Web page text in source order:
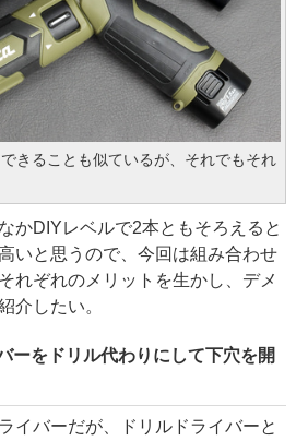
きることも似ているが、それでもそれ
かDIYレベルで2本ともそろえると
いと思うので、今回は組み合わせ
れぞれのメリットを生かし、デメ
介したい。
ーをドリル代わりにして下穴を開
イバーだが、ドリルドライバーと